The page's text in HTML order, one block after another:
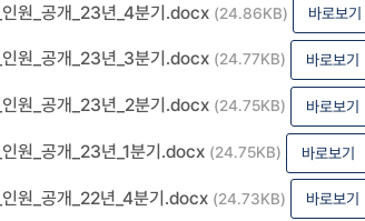
인원_공개_23년_4분기.docx (24.86KB) 바로보기
인원_공개_23년_3분기.docx (24.77KB) 바로보기
인원_공개_23년_2분기.docx (24.75KB) 바로보기
원_공개_23년_1분기.docx (24.75KB) 바로보기
원_공개_22년_4분기.docx (24.73KB) 바로보기